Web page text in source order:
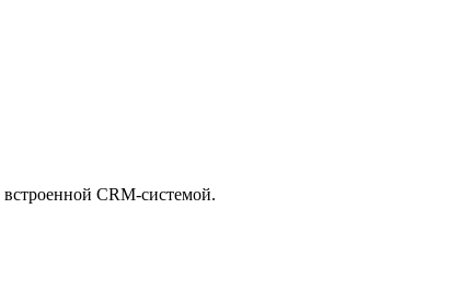
CRM-системой.